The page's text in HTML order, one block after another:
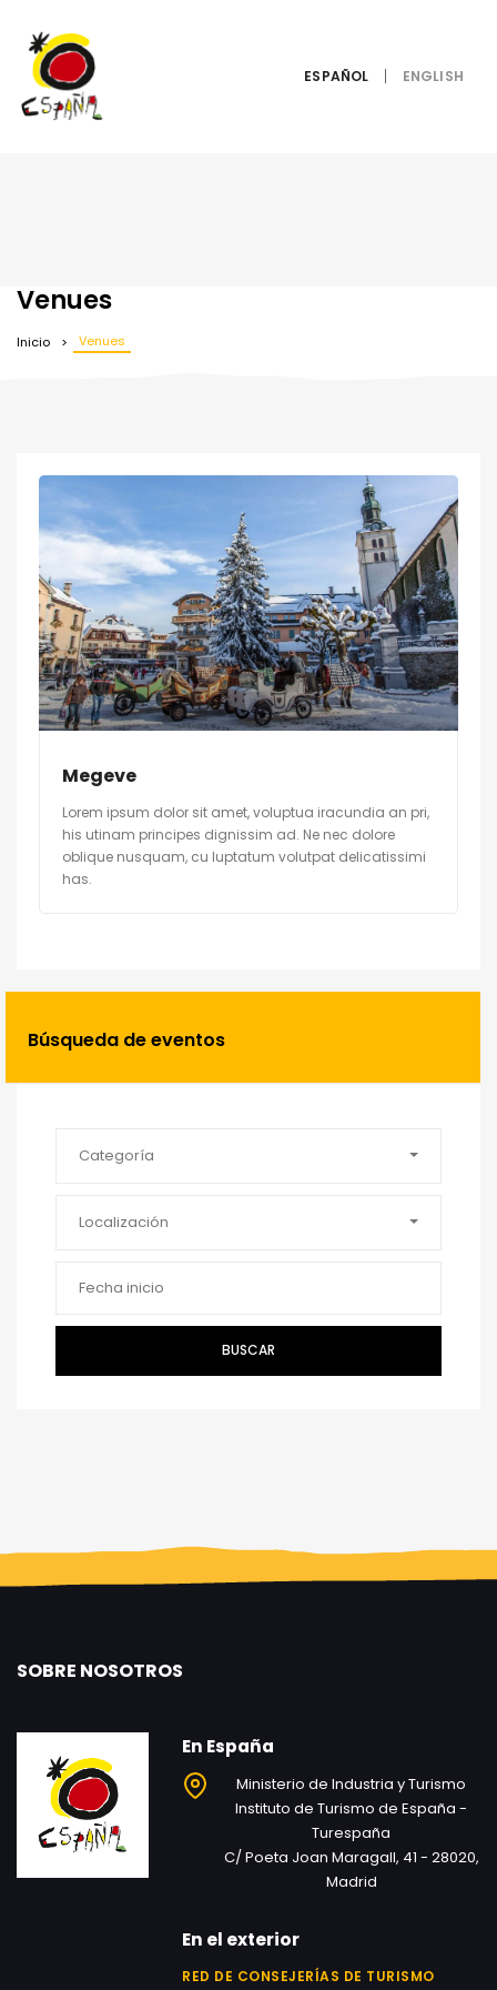
ESPAÑOL
Venues
Inicio Venues
Megeve
Lorem ipsum dolor sit amet, voluptua iracundia an pri,
his utinam principes dignissim ad. Ne nec dolore
oblique nusquam, cu luptatum volutpat delicatissimi
has.
Búsqueda de eventos
Categoría
Localización
BUSCAR
SOBRE NOSOTROS
En España
Ministerio de Industria y Turismo
Instituto de Turismo de España -
Turespaña
C/ Poeta Joan Maragall, 41 - 28020,
Madrid
En el exterior
RED DE CONSEJERÍAS DE TURISMO